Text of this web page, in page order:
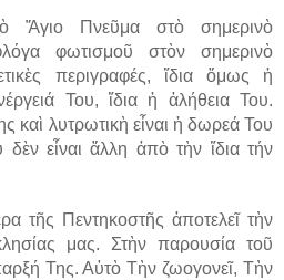
Ἅγιο Πνεῦμα στὸ σημερινὸ
φωτισμοῦ στὸν σημερινὸ
περιγραφές, ἴδια ὅμως ἡ
Του, ἴδια ἡ ἀλήθεια Του.
καὶ λυτρωτικὴ εἶναι ἡ δωρεά Του
εἶναι ἄλλη ἀπὸ τὴν ἴδια τήν
τῆς Πεντηκοστῆς ἀποτελεῖ τὴν
μας. Στὴν παρουσία τοῦ
Της. Αὐτὸ Τὴν ζωογονεῖ, Τὴν